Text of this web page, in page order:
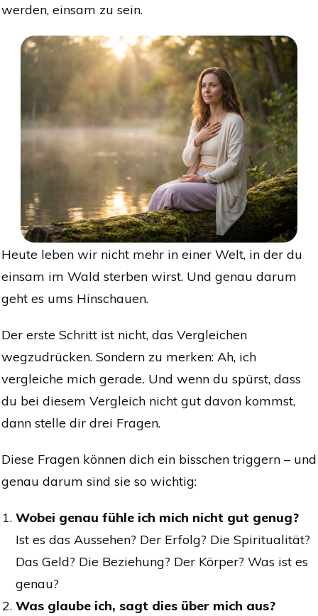
werden, einsam zu sein.
Heute leben wir nicht mehr in einer Welt, in der du
einsam im Wald sterben wirst. Und genau darum
geht es ums Hinschauen.
Der erste Schritt ist nicht, das Vergleichen
wegzudrücken. Sondern zu merken: Ah, ich
vergleiche mich gerade. Und wenn du spürst, dass
du bei diesem Vergleich nicht gut davon kommst,
dann stelle dir drei Fragen.
Diese Fragen können dich ein bisschen triggern – und
genau darum sind sie so wichtig:
Wobei genau fühle ich mich nicht gut genug?
Ist es das Aussehen? Der Erfolg? Die Spiritualität?
Das Geld? Die Beziehung? Der Körper? Was ist es
genau?
Was glaube ich, sagt dies über mich aus?